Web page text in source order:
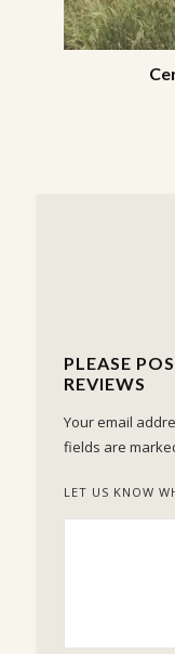
PLEASE
REVIEWS
Your email
fields are
LET US KNOW